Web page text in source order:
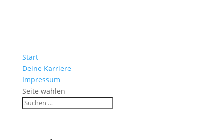
Start
Deine Karriere
Impressum
Seite wählen